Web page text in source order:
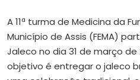
A 11ª turma de Medicina da
Município de Assis (FEMA)
Jaleco no dia 31 de março de
objetivo é entregar o jaleco